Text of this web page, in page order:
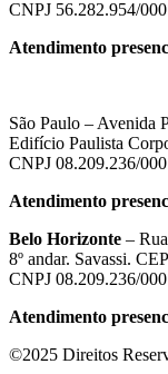
CNPJ 56.282.954/
Atendimento
São Paulo – Avenida
Edifício Paulista
CNPJ 08.209.236/
Atendimento
Belo Horizonte –
8º andar. Savassi.
CNPJ 08.209.236/
Atendimento
©2025 Direitos